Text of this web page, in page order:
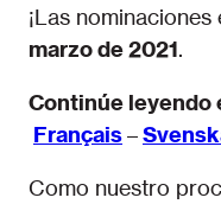
¡Las
marzode2021.
Continúe leyendo
Français–
Como nuestro